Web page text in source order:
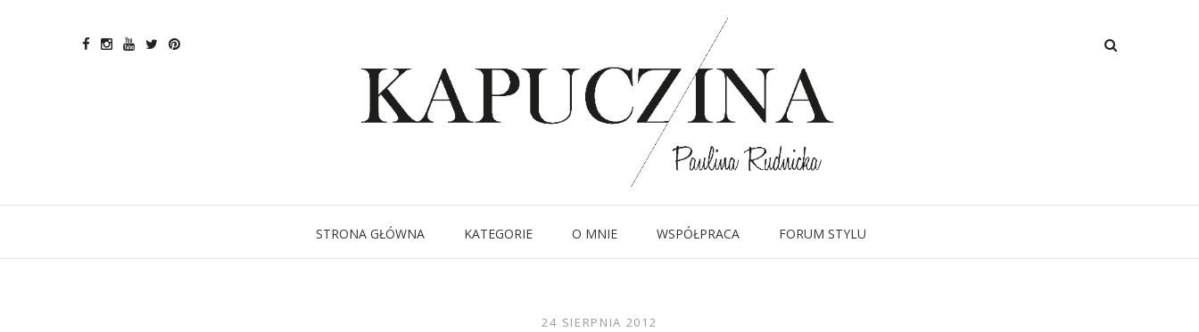
STRONA GŁÓWNA KATEGORIE O MNIE WSPÓŁPRACA FORUM STYLU
24 SIERPNIA 2012